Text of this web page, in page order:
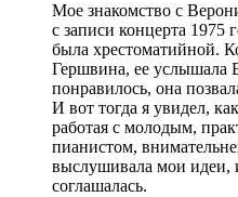
Мое знакомство с
с записи концерта 1975
была хрестоматийной.
Гершвина, ее услышала
понравилось, она
И вот тогда я увидел,
работая с молодым,
пианистом,
выслушивала мои идеи,
соглашалась.